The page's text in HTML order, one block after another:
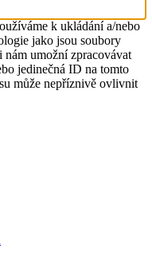
k ukládání a/nebo
jako jsou soubory
nám umožní zpracovávat
jedinečná ID na tomto
může nepříznivě ovlivnit